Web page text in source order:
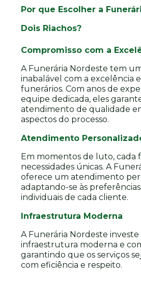
Por que Escolher a
Dois Riachos?
Compromisso com a
A Funerária Nordeste tem
inabalável com a excelência
funerários. Com anos de
equipe dedicada, eles
atendimento de qualidade
aspectos do processo.
Atendimento
Em momentos de luto, cada
necessidades únicas. A
oferece um atendimento
adaptando-se às
individuais de cada cliente.
Infraestrutura Moderna
A Funerária Nordeste
infraestrutura moderna e
garantindo que os serviços
com eficiência e respeito.